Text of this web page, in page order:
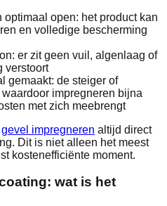
open: het product kan
en volledige bescherming
er zit geen vuil, algenlaag of
verstoort
gemaakt: de steiger of
impregneren bijna
met zich meebrengt
gevel impregneren altijd direct
Dit is niet alleen het meest
kostenefficiënte moment.
wat is het